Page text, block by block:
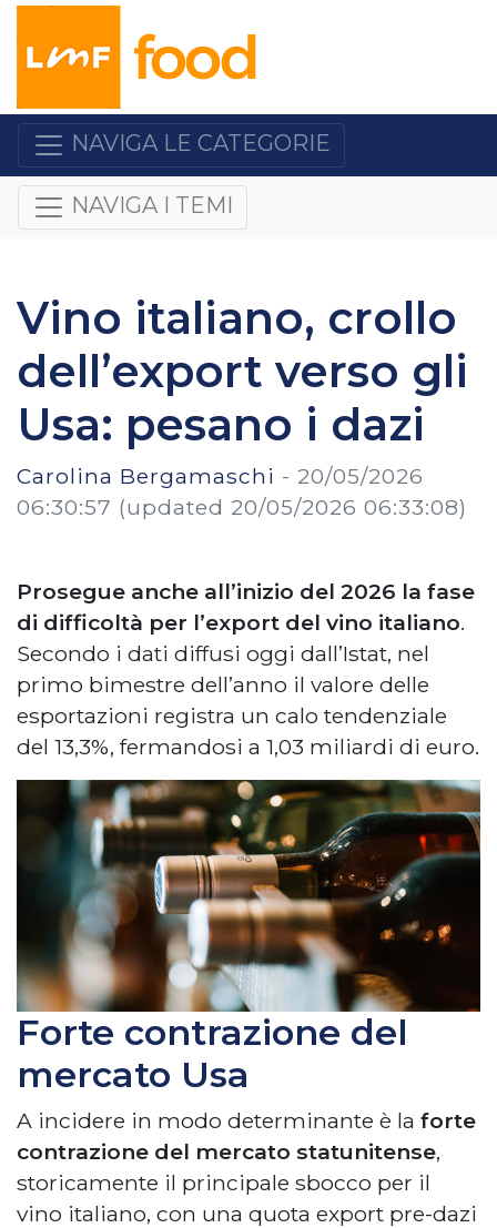
NAVIGA LE CATEGORIE
NAVIGA I TEMI
Vino italiano, crollo
dell’export verso gli
Usa: pesano i dazi
Carolina Bergamaschi - 20/05/2026
06:30:57 (updated 20/05/2026 06:33:08)
Prosegue anche all’inizio del 2026 la fase
di difficoltà per l’export del vino italiano.
Secondo i dati diffusi oggi dall’Istat, nel
primo bimestre dell’anno il valore delle
esportazioni registra un calo tendenziale
del 13,3%, fermandosi a 1,03 miliardi di euro.
Forte contrazione del
mercato Usa
A incidere in modo determinante è la forte
contrazione del mercato statunitense,
storicamente il principale sbocco per il
vino italiano, con una quota export pre-dazi